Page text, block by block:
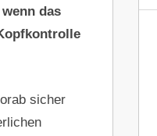
das
sicher